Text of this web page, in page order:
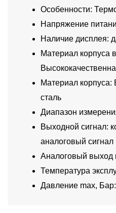
Особенности:
Напряжение
Наличие дисплея:
Материал корпуса
Материал корпуса:
сталь
Диапазон
Выходной сигнал:
аналоговый сигнал
Аналоговый выход
Температура
Давление max,